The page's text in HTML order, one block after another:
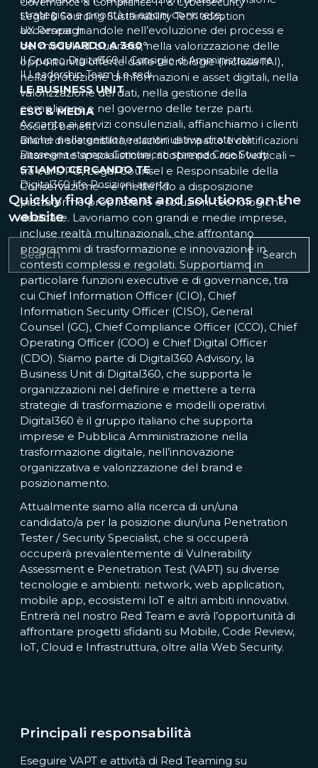
Legal & Sourcing Sustainability Tech adoption
UX Research
UNO SGUARDO A 360°
Il Gruppo Digital360 Il Consiglio di Amministrazione
Il Leadership Team Le sedi
LE BUSINESS UNIT
ESG & MEDIA
Società benefit
Bilanci di sostenibilità, relazioni di impatto e certificazioni
Rassegna stampa Comunicati stampa Case Study
STIAMO CERCANDO TE
Digital360 life Posizioni aperte
Quickly find content and solutions on the
website
Search
strategica e priorità in azioni concrete,
accompagnandole nell’evoluzione dei processi e
dei modelli di business, nella valorizzazione delle
opportunità offerte dalle tecnologie (inclusa l’AI),
nella protezione di informazioni e asset digitali, nella
valorizzazione dei dati, nella gestione della
compliance e nel governo delle terze parti.
Accanto ai servizi consulenziali, affianchiamo i clienti
anche nella gestione continuativa di attività
altamente specialistiche, ricoprendo ruoli verticali –
tra cui DPO, Legal Counsel e Responsabile della
Conservazione – e mettendo a disposizione
piattaforme proprietarie e soluzioni tecnologiche
dedicate. Lavoriamo con grandi e medie imprese,
incluse realtà multinazionali, che affrontano
programmi di trasformazione e innovazione in
contesti complessi e regolati. Supportiamo in
particolare funzioni executive e di governance, tra
cui Chief Information Officer (CIO), Chief
Information Security Officer (CISO), General
Counsel (GC), Chief Compliance Officer (CCO), Chief
Operating Officer (COO) e Chief Digital Officer
(CDO). Siamo parte di Digital360 Advisory, la
Business Unit di Digital360, che supporta le
organizzazioni nel definire e mettere a terra
strategie di trasformazione e modelli operativi.
Digital360 è il gruppo italiano che supporta
imprese e Pubblica Amministrazione nella
trasformazione digitale, nell’innovazione
organizzativa e valorizzazione del brand e
posizionamento.
Attualmente siamo alla ricerca di un/una
candidato/a per la posizione diun/una Penetration
Tester / Security Specialist, che si occuperà
occuperà prevalentemente di Vulnerability
Assessment e Penetration Test (VAPT) su diverse
tecnologie e ambienti: network, web application,
mobile app, ecosistemi IoT e altri ambiti innovativi.
Entrerà nel nostro Red Team e avrà l’opportunità di
affrontare progetti sfidanti su Mobile, Code Review,
IoT, Cloud e Infrastruttura, oltre alla Web Security.
Principali responsabilità
Eseguire VAPT e attività di Red Teaming su